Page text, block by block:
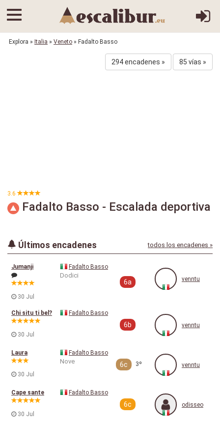
Explora » Italia » Veneto » Fadalto Basso
294 encadenes » 85 vías »
3.6
Fadalto Basso - Escalada deportiva
Últimos encadenes todos los encadenes »
Jumanji
30 Jul
Fadalto Basso
Dodici
6a venntu
Chi situ ti bel?
30 Jul
Fadalto Basso
6b venntu
Laura
30 Jul
Fadalto Basso
Nove 6c 3º venntu
Cape sante
30 Jul
Fadalto Basso
6c odisseo